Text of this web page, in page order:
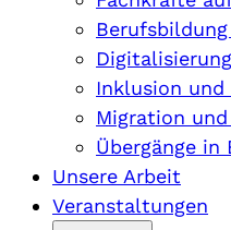
Inklusion
Migration
Übergänge in
Unsere Arbeit
Veranstaltungen